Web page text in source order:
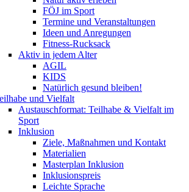
FÖJ im Sport
Termine und Veranstaltungen
Ideen und Anregungen
Fitness-Rucksack
Aktiv in jedem Alter
AGIL
KIDS
Natürlich gesund bleiben!
und Vielfalt
Austauschformat: Teilhabe & Vielfalt im
Sport
Inklusion
Ziele, Maßnahmen und Kontakt
Materialien
Masterplan Inklusion
Inklusionspreis
Leichte Sprache